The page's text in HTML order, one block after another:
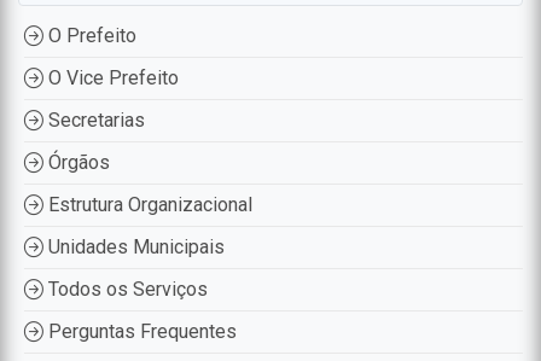
O Prefeito
O Vice Prefeito
Secretarias
Órgãos
Estrutura Organizacional
Unidades Municipais
Todos os Serviços
Perguntas Frequentes